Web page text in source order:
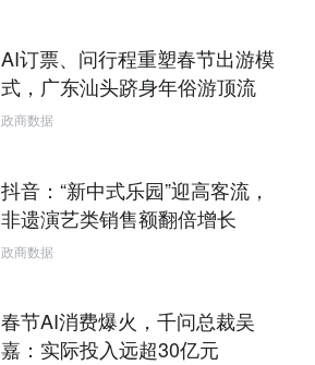
AI订票、问行程重塑春节出游模
式，广东汕头跻身年俗游顶流
政商数据
抖音：“新中式乐园”迎高客流，
非遗演艺类销售额翻倍增长
政商数据
春节AI消费爆火，千问总裁吴
嘉：实际投入远超30亿元